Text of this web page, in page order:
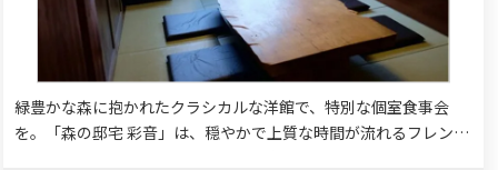
緑豊かな森に抱かれたクラシカルな洋館で、特別な個室食事会
を。「森の邸宅 彩音」は、穏やかで上質な時間が流れるフレンチ